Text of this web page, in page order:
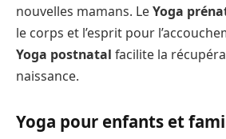
nouvelles mamans. LeYoga
le corps et l’esprit pour
Yoga postnatal facilite la
naissance.
Yoga pour enfants et